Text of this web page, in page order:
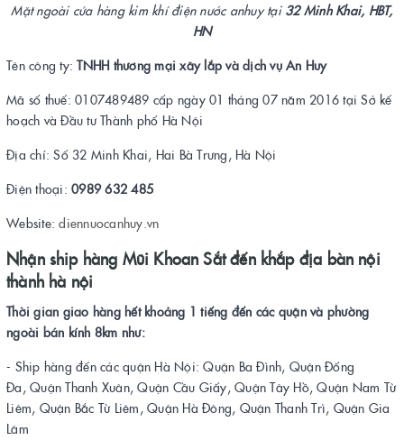
Mặt ngoài cửa hàng kim khí điện nước anhuy tại 32 Minh Khai, HBT,
HN
Tên công ty:TNHH thương mại xây lắp và dịch vụ An Huy
Mã số thuế: 0107489489 cấp ngày 01 tháng 07 năm 2016 tại Sở kế
hoạch và Đầu tư Thành phố Hà Nội
Địa chỉ: Số 32 Minh Khai, Hai Bà Trưng, Hà Nội
Điện thoại: 0989 632 485
Website:diennuocanhuy.vn
Nhận ship hàng Mũi Khoan Sắt đến khắp địa bàn nội
thành hà nội
Thời gian giao hàng hết khoảng 1 tiếng đến các quận và phường
ngoài bán kính 8km như:
- Ship hàng đến các quận Hà Nội: Quận Ba Đình, Quận Đống
Đa, Quận Thanh Xuân, Quận Cầu Giấy, Quận Tây Hồ, Quận Nam Từ
Liêm, Quận Bắc Từ Liêm, Quận Hà Đông, Quận Thanh Trì, Quận Gia
Lâm